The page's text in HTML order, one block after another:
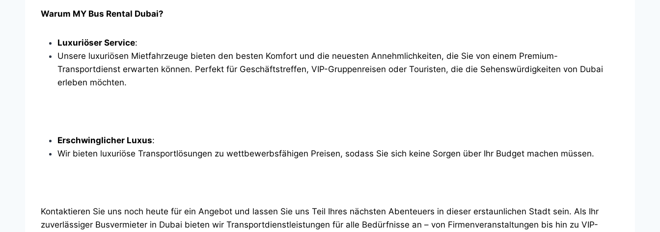
Warum MY Bus Rental Dubai?
Luxuriöser Service:
Unsere luxuriösen Mietfahrzeuge bieten den besten Komfort und die neuesten Annehmlichkeiten, die Sie von einem Premium-
Transportdienst erwarten können. Perfekt für Geschäftstreffen, VIP-Gruppenreisen oder Touristen, die die Sehenswürdigkeiten von Dubai
erleben möchten.
Erschwinglicher Luxus:
Wir bieten luxuriöse Transportlösungen zu wettbewerbsfähigen Preisen, sodass Sie sich keine Sorgen über Ihr Budget machen müssen.
Kontaktieren Sie uns noch heute für ein Angebot und lassen Sie uns Teil Ihres nächsten Abenteuers in dieser erstaunlichen Stadt sein. Als Ihr
zuverlässiger Busvermieter in Dubai bieten wir Transportdienstleistungen für alle Bedürfnisse an – von Firmenveranstaltungen bis hin zu VIP-